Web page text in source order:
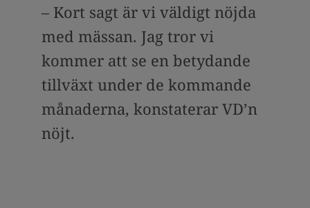
– Kort sagt är vi väldigt nöjda
med mässan. Jag tror vi
kommer att se en betydande
tillväxt under de kommande
månaderna, konstaterar VD’n
nöjt.